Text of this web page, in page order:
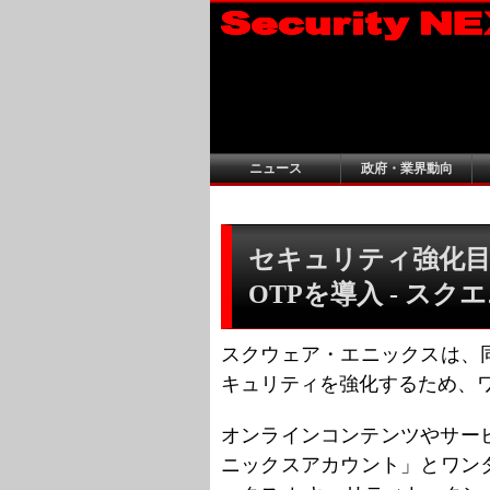
ニュース 政府・業界動向
セキュリティ強化
OTPを導入 - スク
スクウェア・エニックスは
キュリティを強化するため、
オンラインコンテンツやサ
ニックスアカウント」とワ